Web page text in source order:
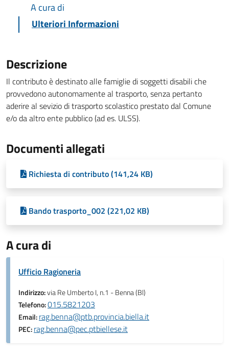
A cura di
Ulteriori Informazioni
Descrizione
Il contributo è destinato alle famiglie di soggetti disabili che
provvedono autonomamente al trasporto, senza pertanto
aderire al sevizio di trasporto scolastico prestato dal Comune
e/o da altro ente pubblico (ad es. ULSS).
Documenti allegati
Richiesta di contributo (141,24 KB)
Bando trasporto_002 (221,02 KB)
A cura di
Ufficio Ragioneria
Indirizzo:via Re Umberto I, n.1 - Benna (Bl)
Telefono:015.5821203
Email:rag.benna@ptb.provincia.biella.it
PEC:rag.benna@pec.ptbiellese.it